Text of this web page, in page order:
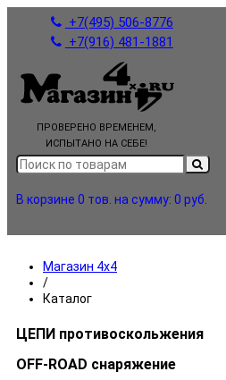
ПРОВЕРЕНО ВРЕМЕНЕМ,
ИСПЫТАНО НА СЕБЕ!
+7(495) 506-8776
+7(916) 481-1881
В корзине 0 тов. на сумму: 0 руб.
Магазин 4x4
/
Каталог
ЦЕПИ противоскольжения
OFF-ROAD снаряжение